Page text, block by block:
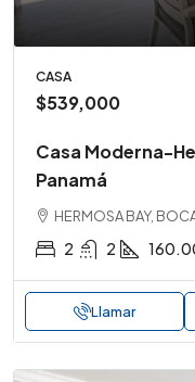
CASA
$539,000
Casa Moderna-
Panamá
HERMOSA BAY,
2 2
Llamar